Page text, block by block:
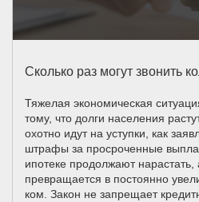
Сколько раз могут звонить
Тяжелая экономическая
тому, что долги населения
охотно идут на уступки, как
штрафы за просроченные
ипотеке продолжают нарастать,
превращается в постоянно
ком. Закон не запрещает